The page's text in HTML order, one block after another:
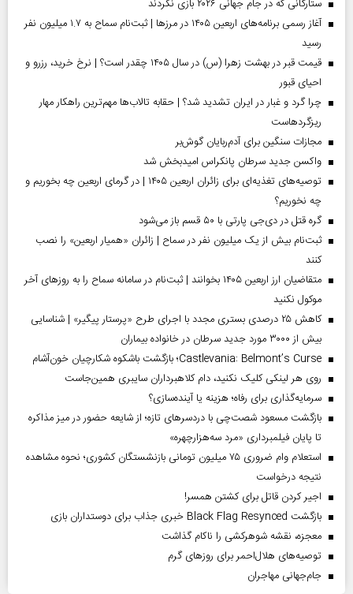
ستارگانی که در جام جهانی ۲۰۲۶ بازی نکردند
آغاز رسمی برنامه‌های اربعین ۱۴۰۵ در مرز‌ها | ثبت‌نام سماح به ۱.۷ میلیون نفر
رسید
قیمت قبر در بهشت زهرا (س) در سال ۱۴۰۵ چقدر است؟ | نرخ خرید، رزرو و
احیای قبور
چرا گرد و غبار در ایران تشدید شد؟ | حقابه تالاب‌ها مهم‌ترین راهکار مهار
ریزگردهاست
مجازات سنگین برای آدم‌ربایان گوش‌بر
واکسن جدید سرطان پانکراس امیدبخش شد
توصیه‌های تغذیه‌ای برای زائران اربعین ۱۴۰۵ | در گرمای اربعین چه بخوریم و
چه نخوریم؟
گره قتل در دی‌جی پارتی با ۵۰ قسم باز می‌شود
ثبت‌نام بیش از یک میلیون نفر در سماح | زائران «همیار اربعین» را نصب
کنند
متقاضیان ارز اربعین ۱۴۰۵ بخوانند | ثبت‌نام در سامانه سماح را به روز‌های آخر
موکول نکنید
کاهش ۲۵ درصدی بستری مجدد با اجرای طرح «پرستار پیگیر» | شناسایی
بیش از ۳۰۰۰ مورد جدید سرطان در خانواده بیماران
Castlevania: Belmont’s Curse؛ بازگشت باشکوه شکارچیان خون‌آشام
روی هر لینکی کلیک نکنید، دام کلاهبرداران سایبری همین‌جاست
سرمایه‌گذاری برای رفاه؛ هزینه یا آینده‌سازی؟
بازگشت مسعود شصت‌چی با دردسر‌های تازه؛ از شایعه حضور در میز مذاکره
تا پایان فیلمبرداری «مرد سه‌هزارچهره»
استعلام وام ضروری ۷۵ میلیون تومانی بازنشستگان کشوری؛ نحوه مشاهده
نتیجه درخواست
اجیر کردن قاتل برای کشتن همسر!
بازگشت Black Flag Resynced خبری جذاب برای دوستداران بازی
معجزه، نقشه شوهرکشی را ناکام گذاشت
توصیه‌های هلال‌احمر برای روز‌های گرم
جام‌جهانی مهاجران